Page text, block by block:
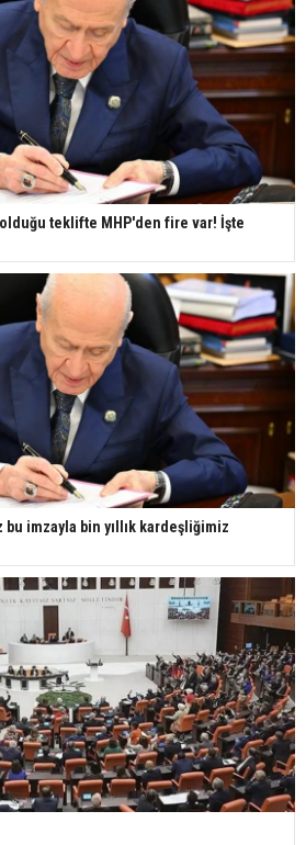
teklifte MHP'den fire var! İşte
bu imzayla bin yıllık kardeşliğimiz